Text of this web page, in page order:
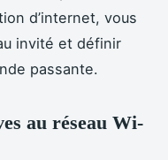
d’internet, vous
invité et définir
passante.
au réseau Wi-